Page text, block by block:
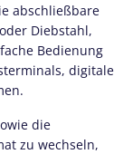
abschließbare
Diebstahl,
Bedienung
digitale
die
zu wechseln,